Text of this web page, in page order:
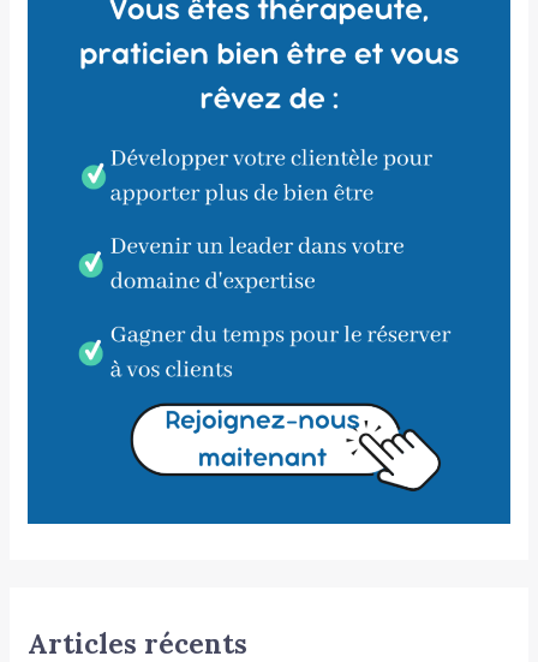
Articles récents